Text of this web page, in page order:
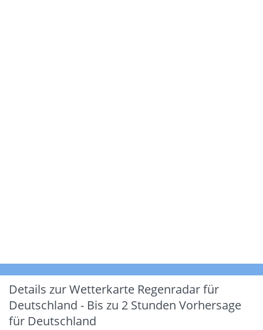
Details zur Wetterkarte Regenradar für
Deutschland - Bis zu 2 Stunden Vorhersage
für Deutschland